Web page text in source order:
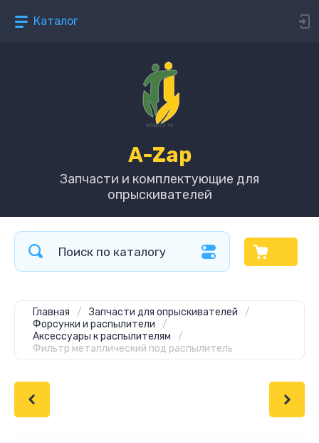
Каталог
A-Zap
Запчасти и комплектующие для
опрыскивателей
Главная / Запчасти для опрыскивателей
/
Форсунки и распылители
/
Аксессуары к распылителям
/
Фильтр металлический под распылитель